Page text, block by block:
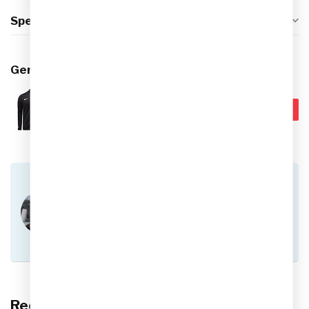
Specificaties
Gerelateerde producten
Recent bekeken